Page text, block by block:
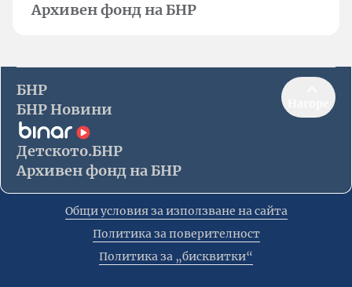
Архивен фонд на БНР
БНР
БНР Новини
Детското.БНР
Архивен фонд на БНР
Общи условия за използване на сайта
Политика за поверителност
Политика за „бисквитки“